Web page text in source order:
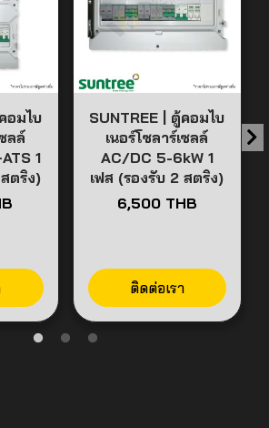
อมไบ
ลล์
1
ตริง)
SUNTREE | ตู้คอมไบ
เนอร์โซลาร์เซลล์
AC/DC 5-6kW 1
เฟส (รองรับ 2 สตริง)
6,500 THB
ติดต่อเรา